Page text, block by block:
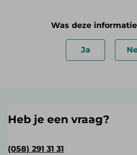
Was deze
Ja
Heb je een vraag?
(058) 291 31 31